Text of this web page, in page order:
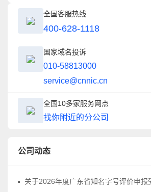
全国客服热线
400-628-1118
国家域名投诉
010-58813000
service@cnnic.cn
全国10多家服务网点
找你附近的分公司
公司动态
关于2026年度广东省知名字号评价申报